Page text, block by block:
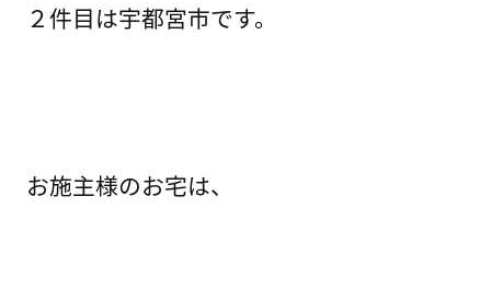
２件目は宇都宮市です。
お施主様のお宅は、